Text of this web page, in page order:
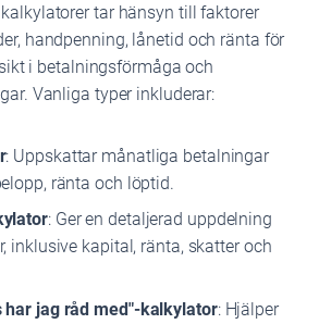
tar hänsyn till faktorer
handpenning, lånetid och ränta för
i betalningsförmåga och
Vanliga typer inkluderar:
: Uppskattar månatliga betalningar
ränta och löptid.
: Ger en detaljerad uppdelning
inklusive kapital, ränta, skatter och
har jag råd med"-kalkylator: Hjälper